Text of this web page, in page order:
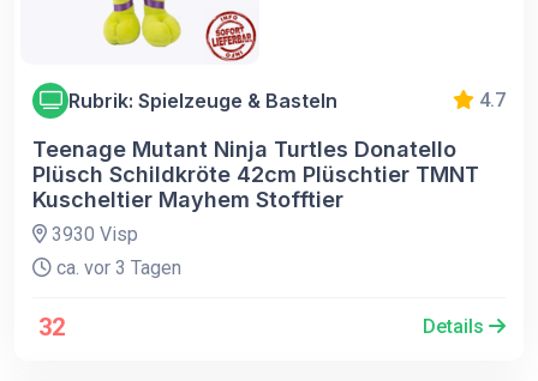
Rubrik: Spielzeuge & Basteln 4.7
Teenage Mutant Ninja Turtles Donatello
Plüsch Schildkröte 42cm Plüschtier TMNT
Kuscheltier Mayhem Stofftier
3930 Visp
ca. vor 3 Tagen
32 Details